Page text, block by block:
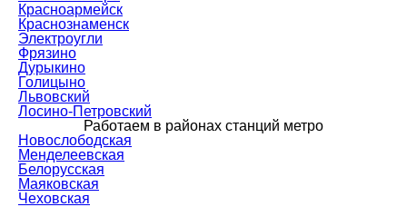
Красноармейск
Краснознаменск
Электроугли
Фрязино
Дурыкино
Голицыно
Львовский
Лосино-Петровский
Работаем в районах станций метро
Новослободская
Менделеевская
Белорусская
Маяковская
Чеховская